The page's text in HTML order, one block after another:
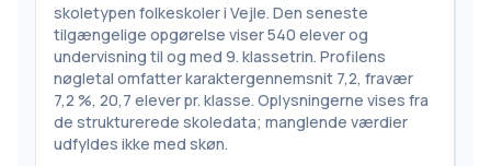
skoletypen folkeskoler i Vejle. Den seneste
tilgængelige opgørelse viser 540 elever og
undervisning til og med 9. klassetrin. Profilens
nøgletal omfatter karaktergennemsnit 7,2, fravær
7,2 %, 20,7 elever pr. klasse. Oplysningerne vises fra
de strukturerede skoledata; manglende værdier
udfyldes ikke med skøn.